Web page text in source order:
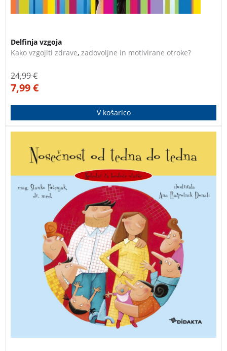
Delfinja vzgoja
Kako vzgojiti zdrave, zadovoljne in motivirane otroke?
24,99€
7,99€
V košarico
Ob prebiranju knjige Nosečnost od tedna do tedna
boste lahko sledili, kako se prebuja novo življenje,
pridobili pa boste tudi vse potrebne informacije, da
bo pričakovanje otroka varnejše in bolj zanimivo.